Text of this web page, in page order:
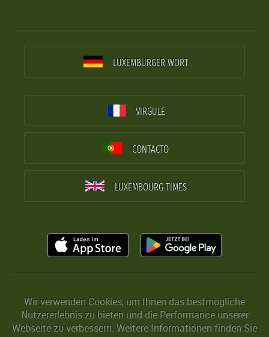
LUXEMBURGER WORT
VIRGULE
CONTACTO
LUXEMBOURG TIMES
Wir verwenden Cookies, um Ihnen das bestmögliche
Nutzererlebnis zu bieten und die Performance unserer
Webseite zu verbessern. Weitere Informationen finden Sie